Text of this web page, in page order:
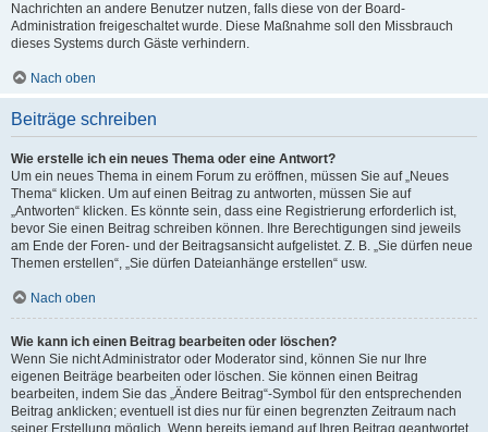
Nachrichten an andere Benutzer nutzen, falls diese von der Board-
Administration freigeschaltet wurde. Diese Maßnahme soll den Missbrauch
dieses Systems durch Gäste verhindern.
Nach oben
Beiträge schreiben
Wie erstelle ich ein neues Thema oder eine Antwort?
Um ein neues Thema in einem Forum zu eröffnen, müssen Sie auf „Neues
Thema“ klicken. Um auf einen Beitrag zu antworten, müssen Sie auf
„Antworten“ klicken. Es könnte sein, dass eine Registrierung erforderlich ist,
bevor Sie einen Beitrag schreiben können. Ihre Berechtigungen sind jeweils
am Ende der Foren- und der Beitragsansicht aufgelistet. Z. B. „Sie dürfen neue
Themen erstellen“, „Sie dürfen Dateianhänge erstellen“ usw.
Nach oben
Wie kann ich einen Beitrag bearbeiten oder löschen?
Wenn Sie nicht Administrator oder Moderator sind, können Sie nur Ihre
eigenen Beiträge bearbeiten oder löschen. Sie können einen Beitrag
bearbeiten, indem Sie das „Ändere Beitrag“-Symbol für den entsprechenden
Beitrag anklicken; eventuell ist dies nur für einen begrenzten Zeitraum nach
seiner Erstellung möglich. Wenn bereits jemand auf Ihren Beitrag geantwortet